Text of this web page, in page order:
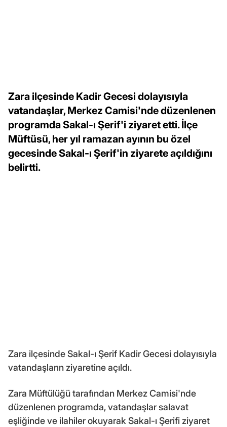
Zara ilçesinde Kadir Gecesi dolayısıyla
vatandaşlar, Merkez Camisi'nde düzenlenen
programda Sakal-ı Şerif'i ziyaret etti. İlçe
Müftüsü, her yıl ramazan ayının bu özel
gecesinde Sakal-ı Şerif'in ziyarete açıldığını
belirtti.
Zara ilçesinde Sakal-ı Şerif Kadir Gecesi dolayısıyla
vatandaşların ziyaretine açıldı.
Zara Müftülüğü tarafından Merkez Camisi'nde
düzenlenen programda, vatandaşlar salavat
eşliğinde ve ilahiler okuyarak Sakal-ı Şerifi ziyaret